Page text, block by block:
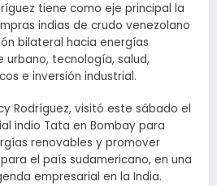
tiene como eje principal la
indias de crudo venezolano
bilateral hacia energías
urbano, tecnología, salud,
e inversión industrial.
Rodríguez, visitó este sábado el
indio Tata en Bombay para
renovables y promover
el país sudamericano, en una
empresarial en la India.